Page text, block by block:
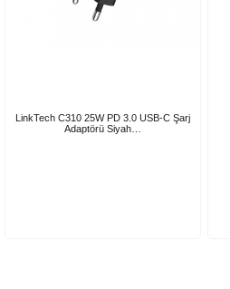
LinkTech C310 25W PD 3.0 USB-C Şarj
Adaptörü Siyah…